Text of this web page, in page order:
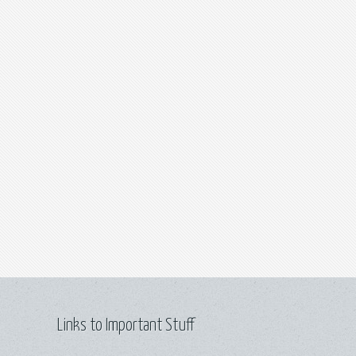
Links to Important Stuff